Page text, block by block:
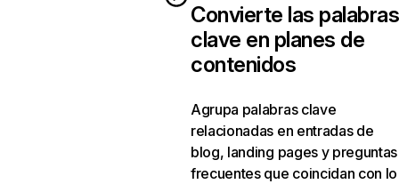
Convierte las palabras
clave en planes de
contenidos
Agrupa palabras clave
relacionadas en entradas de
blog, landing pages y preguntas
frecuentes que coincidan con lo